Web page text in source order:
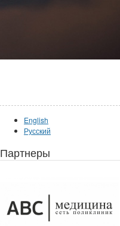
English
Русский
Партнеры